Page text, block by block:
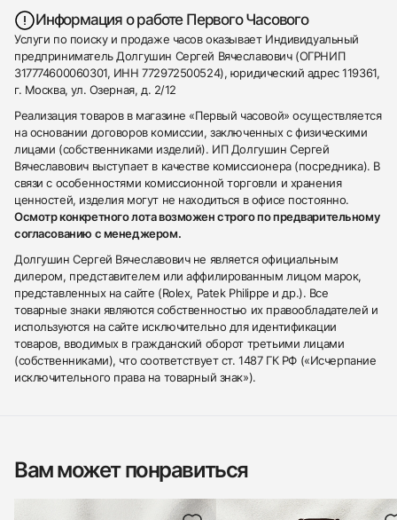
Информация о работе Первого Часового
Услуги по поиску и продаже часов оказывает Индивидуальный
предприниматель Долгушин Сергей Вячеславович (ОГРНИП
317774600060301, ИНН 772972500524), юридический адрес 119361,
г. Москва, ул. Озерная, д. 2/12
Реализация товаров в магазине «Первый часовой» осуществляется
на основании договоров комиссии, заключенных с физическими
лицами (собственниками изделий). ИП Долгушин Сергей
Вячеславович выступает в качестве комиссионера (посредника). В
связи с особенностями комиссионной торговли и хранения
ценностей, изделия могут не находиться в офисе постоянно.
Осмотр конкретного лота возможен строго по предварительному
согласованию с менеджером.
Долгушин Сергей Вячеславович не является официальным
дилером, представителем или аффилированным лицом марок,
представленных на сайте (Rolex, Patek Philippe и др.). Все
товарные знаки являются собственностью их правообладателей и
используются на сайте исключительно для идентификации
товаров, вводимых в гражданский оборот третьими лицами
(собственниками), что соответствует ст. 1487 ГК РФ («Исчерпание
исключительного права на товарный знак»).
Вам может понравиться